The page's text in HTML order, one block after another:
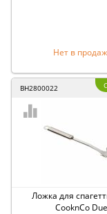
Нет в
BH2800022
Ложка для
CooknCo